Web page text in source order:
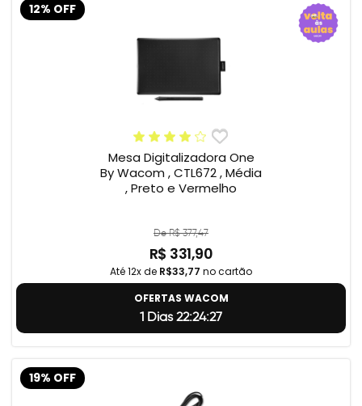
12% OFF
Mesa Digitalizadora One
By Wacom , CTL672 , Média
, Preto e Vermelho
De R$ 377,47
R$ 331,90
Até 12x de R$33,77 no cartão
OFERTAS WACOM
1 Dias 22:24:26
19% OFF